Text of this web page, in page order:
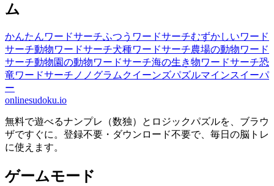
ム
かんたんワードサーチふつうワードサーチむずかしいワード
サーチ動物ワードサーチ犬種ワードサーチ農場の動物ワード
サーチ動物園の動物ワードサーチ海の生き物ワードサーチ恐
竜ワードサーチ ノノグラムクイーンズパズルマインスイーパ
ー
onlinesudoku.io
無料で遊べるナンプレ（数独）とロジックパズルを、ブラウ
ザですぐに。登録不要・ダウンロード不要で、毎日の脳トレ
に使えます。
ゲームモード